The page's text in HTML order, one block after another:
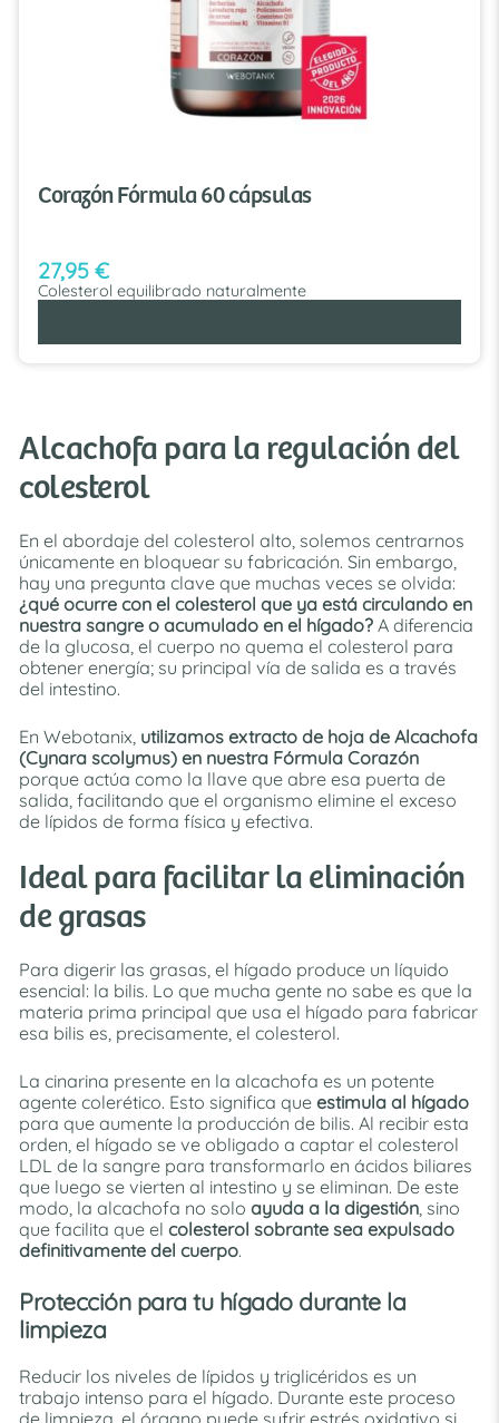
Corazón Fórmula 60 cápsulas
27,95 €
Colesterol equilibrado naturalmente
Alcachofa para la regulación del
colesterol
En el abordaje del colesterol alto, solemos centrarnos
únicamente en bloquear su fabricación. Sin embargo,
hay una pregunta clave que muchas veces se olvida:
¿qué ocurre con el colesterol que ya está circulando en
nuestra sangre o acumulado en el hígado? A diferencia
de la glucosa, el cuerpo no quema el colesterol para
obtener energía; su principal vía de salida es a través
del intestino.
En Webotanix, utilizamos extracto de hoja de Alcachofa
(Cynara scolymus) en nuestra Fórmula Corazón
porque actúa como la llave que abre esa puerta de
salida, facilitando que el organismo elimine el exceso
de lípidos de forma física y efectiva.
Ideal para facilitar la eliminación
de grasas
Para digerir las grasas, el hígado produce un líquido
esencial: la bilis. Lo que mucha gente no sabe es que la
materia prima principal que usa el hígado para fabricar
esa bilis es, precisamente, el colesterol.
La cinarina presente en la alcachofa es un potente
agente colerético. Esto significa que estimula al hígado
para que aumente la producción de bilis. Al recibir esta
orden, el hígado se ve obligado a captar el colesterol
LDL de la sangre para transformarlo en ácidos biliares
que luego se vierten al intestino y se eliminan. De este
modo, la alcachofa no solo ayuda a la digestión, sino
que facilita que el colesterol sobrante sea expulsado
definitivamente del cuerpo.
Protección para tu hígado durante la
limpieza
Reducir los niveles de lípidos y triglicéridos es un
trabajo intenso para el hígado. Durante este proceso